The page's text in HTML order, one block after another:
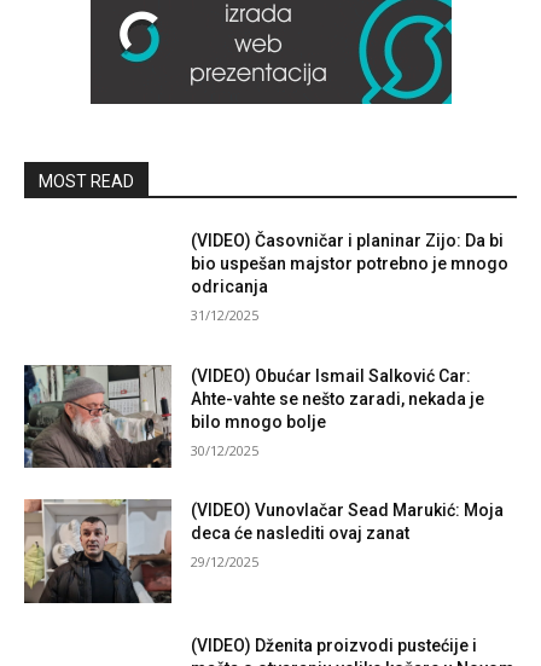
MOST READ
(VIDEO) Časovničar i planinar Zijo: Da bi
bio uspešan majstor potrebno je mnogo
odricanja
31/12/2025
(VIDEO) Obućar Ismail Salković Car:
Ahte-vahte se nešto zaradi, nekada je
bilo mnogo bolje
30/12/2025
(VIDEO) Vunovlačar Sead Marukić: Moja
deca će naslediti ovaj zanat
29/12/2025
(VIDEO) Dženita proizvodi pustećije i